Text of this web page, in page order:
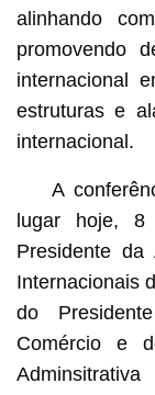
alinhando
promovendo
internacional
estruturas e
internacional.
A
lugar hoje, 8
Presidente da
Internacionais
do
Comércio e